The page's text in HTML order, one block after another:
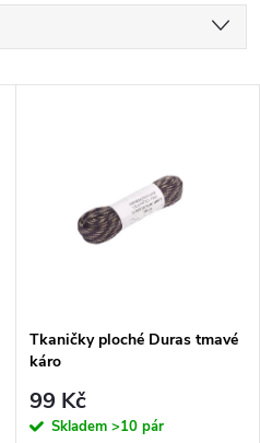
Tkaničky ploché Duras tmavé
káro
99 Kč
Skladem >10 pár